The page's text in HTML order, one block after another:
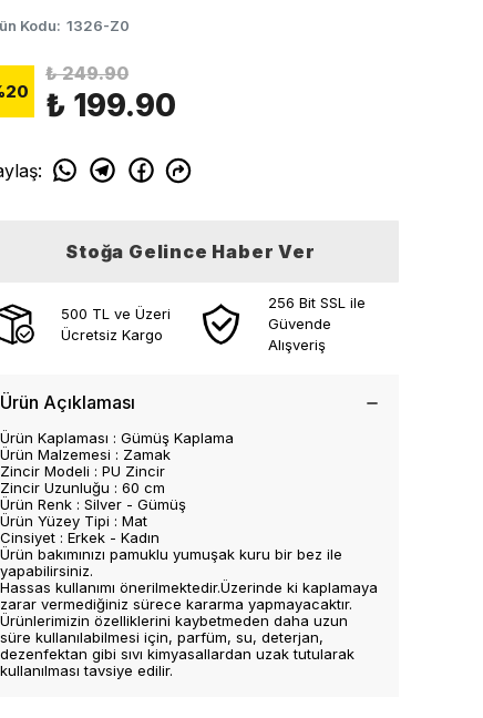
Kodu: 1326-Z0
20
₺ 249.90
₺ 199.90
:
Stoğa Gelince Haber Ver
500 TL ve Üzeri
Ücretsiz Kargo
256 Bit SSL ile
Güvende
Alışveriş
Ürün Açıklaması
Ürün Kaplaması : Gümüş Kaplama
Ürün Malzemesi : Zamak
Zincir Modeli : PU Zincir
Zincir Uzunluğu : 60 cm
Ürün Renk : Silver - Gümüş
Ürün Yüzey Tipi : Mat
Cinsiyet : Erkek - Kadın
Ürün bakımınızı pamuklu yumuşak kuru bir bez ile
yapabilirsiniz.
Hassas kullanımı önerilmektedir.Üzerinde ki kaplamaya
zarar vermediğiniz sürece kararma yapmayacaktır.
Ürünlerimizin özelliklerini kaybetmeden daha uzun
süre kullanılabilmesi için, parfüm, su, deterjan,
dezenfektan gibi sıvı kimyasallardan uzak tutularak
kullanılması tavsiye edilir.